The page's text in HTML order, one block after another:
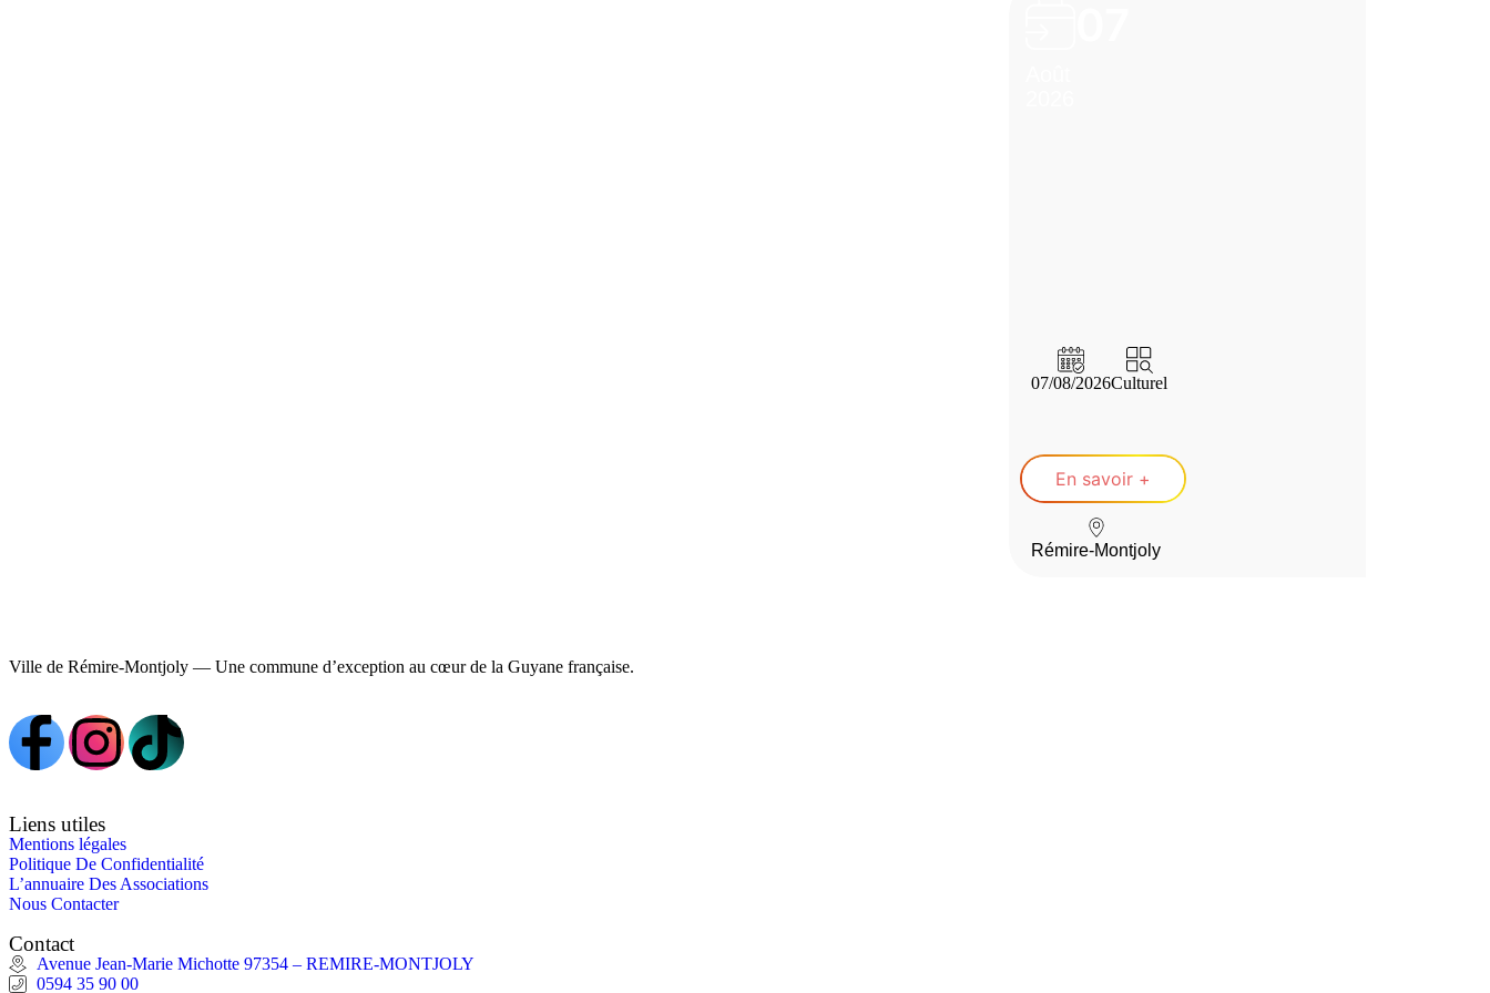
07/08/2026Culturel
En savoir +
Rémire-Montjoly
Ville de Rémire-Montjoly — Une commune d’exception au cœur de la Guyane française.
Liens utiles
Mentions légales
Politique De Confidentialité
L’annuaire Des Associations
Nous Contacter
Contact
Avenue Jean-Marie Michotte 97354 – REMIRE-MONTJOLY
0594 35 90 00